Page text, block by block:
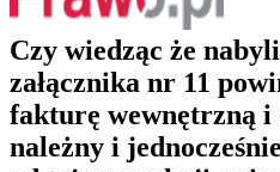
Czy wiedząc że
załącznika nr 11
fakturę wewnętrzną i
należny i